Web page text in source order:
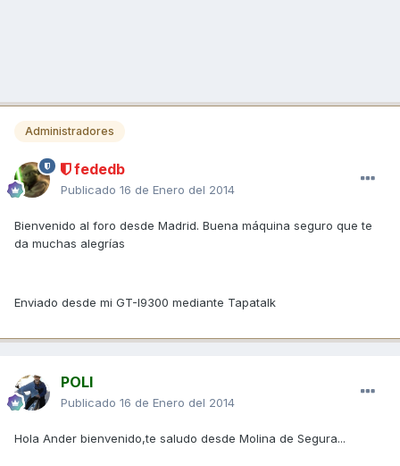
Administradores
fededb
Publicado 16 de Enero del 2014
Bienvenido al foro desde Madrid. Buena máquina seguro que te
da muchas alegrías
Enviado desde mi GT-I9300 mediante Tapatalk
POLI
Publicado 16 de Enero del 2014
Hola Ander bienvenido,te saludo desde Molina de Segura...